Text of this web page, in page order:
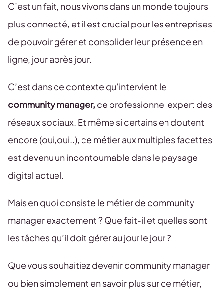
C’est un fait, nous vivons dans un monde toujours
plus connecté, et il est crucial pour les entreprises
de pouvoir gérer et consolider leur présence en
ligne, jour après jour.
C’est dans ce contexte qu’intervient le
community manager, ce professionnel expert des
réseaux sociaux. Et même si certains en doutent
encore (oui,oui..), ce métier aux multiples facettes
est devenu un incontournable dans le paysage
digital actuel.
Mais en quoi consiste le métier de community
manager exactement ? Que fait-il et quelles sont
les tâches qu’il doit gérer au jour le jour ?
Que vous souhaitiez devenir community manager
ou bien simplement en savoir plus sur ce métier,